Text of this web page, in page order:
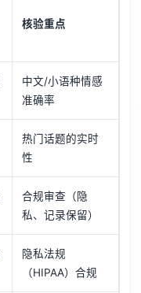
核验重点
中文/小语种情感
准确率
热门话题的实时
性
合规审查（隐
私、记录保留）
隐私法规
（HIPAA）合规